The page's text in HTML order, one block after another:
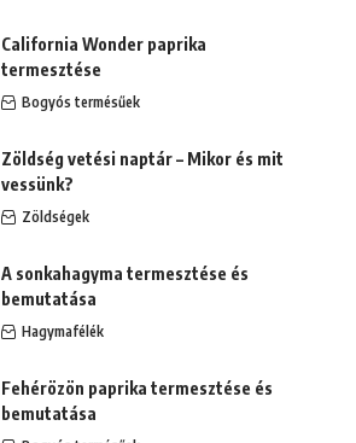
California Wonder paprika
termesztése
Bogyós termésűek
Zöldség vetési naptár – Mikor és mit
vessünk?
Zöldségek
A sonkahagyma termesztése és
bemutatása
Hagymafélék
Fehérözön paprika termesztése és
bemutatása